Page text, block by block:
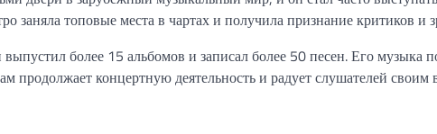
заняла топовые места в чартах и получила признание критиков и
более 15 альбомов и записал более 50 песен. Его музыка
продолжает концертную деятельность и радует слушателей